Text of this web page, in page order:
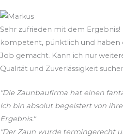
Sehr zufrieden mit dem
kompetent, pünktlich und haben
Job gemacht. Kann ich nur
Qualität und Zuverlässigkeit
"Die Zaunbaufirma hat einen
Ich bin absolut begeistert von
Ergebnis."
"Der Zaun wurde termingerecht